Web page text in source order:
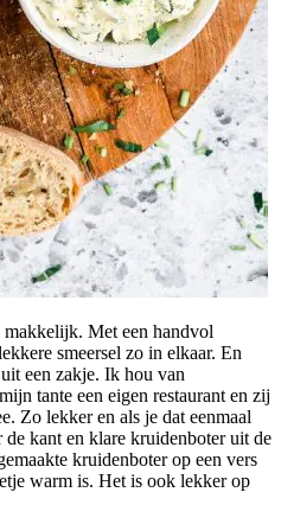
makkelijk. Met een handvol
smeersel zo in elkaar. En
een zakje. Ik hou van
tante een eigen restaurant en zij
Zo lekker en als je dat eenmaal
kant en klare kruidenboter uit de
kruidenboter op een vers
warm is. Het is ook lekker op